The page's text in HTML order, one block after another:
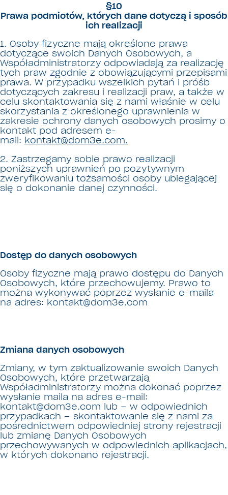
§10
Prawa podmiotów, których dane dotyczą i sposób
ich realizacji
1. Osoby fizyczne mają określone prawa
dotyczące swoich Danych Osobowych, a
Współadministratorzy odpowiadają za realizację
tych praw zgodnie z obowiązującymi przepisami
prawa. W przypadku wszelkich pytań i próśb
dotyczących zakresu i realizacji praw, a także w
celu skontaktowania się z nami właśnie w celu
skorzystania z określonego uprawnienia w
zakresie ochrony danych osobowych prosimy o
kontakt pod adresem e-
mail: kontakt@dom3e.com.
2. Zastrzegamy sobie prawo realizacji
poniższych uprawnień po pozytywnym
zweryfikowaniu tożsamości osoby ubiegającej
się o dokonanie danej czynności.
Dostęp do danych osobowych
Osoby fizyczne mają prawo dostępu do Danych
Osobowych, które przechowujemy. Prawo to
można wykonywać poprzez wysłanie e-maila
na adres: kontakt@dom3e.com
Zmiana danych osobowych
Zmiany, w tym zaktualizowanie swoich Danych
Osobowych, które przetwarzają
Współadministratorzy można dokonać poprzez
wysłanie maila na adres e-mail:
kontakt@dom3e.com lub – w odpowiednich
przypadkach – skontaktowanie się z nami za
pośrednictwem odpowiedniej strony rejestracji
lub zmianę Danych Osobowych
przechowywanych w odpowiednich aplikacjach,
w których dokonano rejestracji.